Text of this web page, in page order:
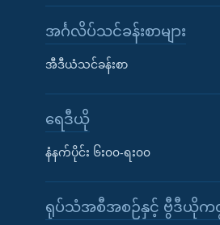
အင်္ဂလိပ်သင်ခန်းစာများ
အီဒီယံသင်ခန်းစာ
ရေဒီယို
နံနက်ပိုင်း ၆း၀၀-ရး၀၀
ရုပ်သံအစီအစဉ်နှင့် ဗွီဒီယိုကဏ္